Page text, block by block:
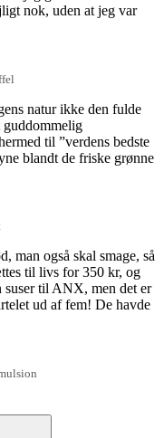
nok, uden at jeg var
natur ikke den fulde
guddommelig
til ”verdens bedste
blandt de friske grønne
man også skal smage, så
til livs for 350 kr, og
suser til ANX, men det er
ud af fem! De havde